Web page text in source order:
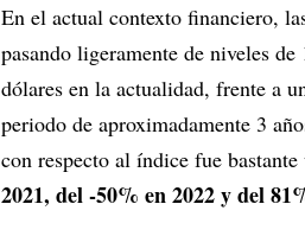
En el actual contexto financiero,
pasando ligeramente de niveles
dólares en la actualidad, frente a
periodo de aproximadamente 3
con respecto al índice fue
2021, del -50% en 2022 y del